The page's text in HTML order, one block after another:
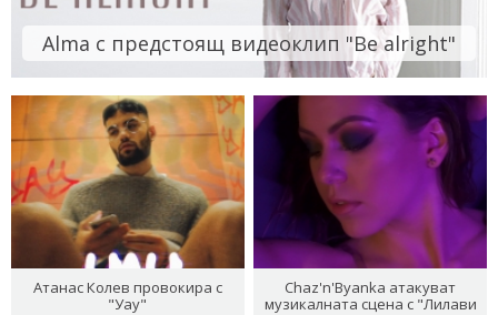
Alma с предстоящ видеоклип "Be alright"
Атанас Колев провокира с
"Уау"
Chaz'n'Byanka атакуват
музикалната сцена с "Лилави